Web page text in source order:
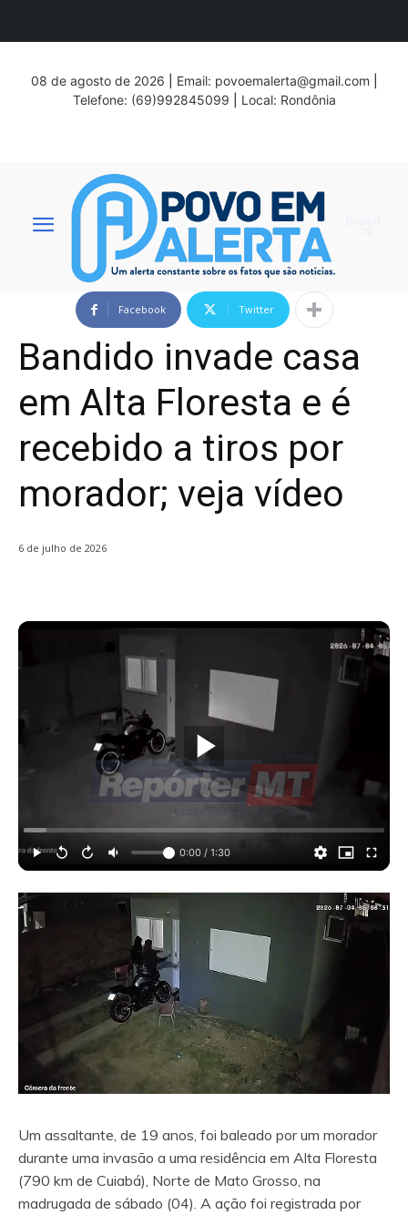
08 de agosto de 2026 Email: povoemalerta@gmail.com
Telefone: (69)992845099
Local: Rondônia
Facebook Twitter
Bandido invade casa
em Alta Floresta e é
recebido a tiros por
morador; veja vídeo
6 de julho de 2026
0:00 / 1:30
Um assaltante, de 19 anos, foi baleado por um morador
durante uma invasão a uma residência em Alta Floresta
(790 km de Cuiabá), Norte de Mato Grosso, na
madrugada de sábado (04). A ação foi registrada por